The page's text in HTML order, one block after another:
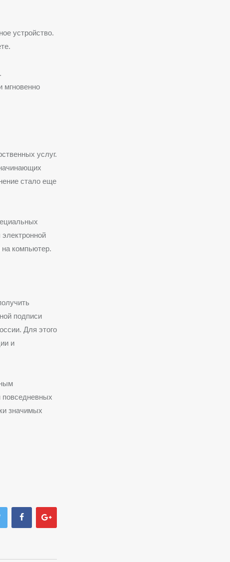
устройство.
мгновенно
услуг.
стало еще
на компьютер.
подписи
Для этого
и
повседневных
значимых